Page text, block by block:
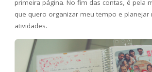
primeira página. No fim das contas, é pela
que quero organizar meu tempo e planejar
atividades.